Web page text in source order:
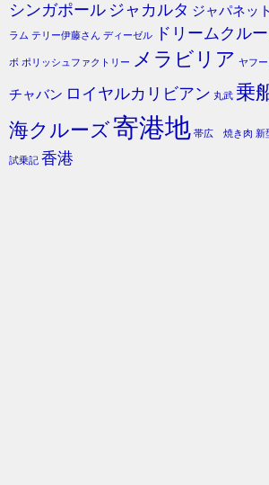
シンガポール ジャカルタ ジャパネッ
ラム テリー伊藤さん ディーゼル ドリームクル
ボ ポリッシュファクトリー メラビリア ヤフ
チャバン ロイヤルカリビアン 丸武 乗
海クルーズ寄港地 帯広 焼き肉 新
試乗記 香港